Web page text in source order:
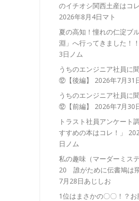
のイチオシ関西土産はコ
2026年8月4日マト
夏の高知！憧れの仁淀ブ
淵」へ行ってきました！！
3日ノム
うちのエンジニア社員に
⑫【後編】
2026年7月31
うちのエンジニア社員に
⑫【前編】
2026年7月30
トラスト社員アンケート
すすめの本はコレ！」
日ノム
私の趣味（マーダーミス
20 誰がために伝書鳩は
7月28日あじしお
1位はまさかの〇〇！？